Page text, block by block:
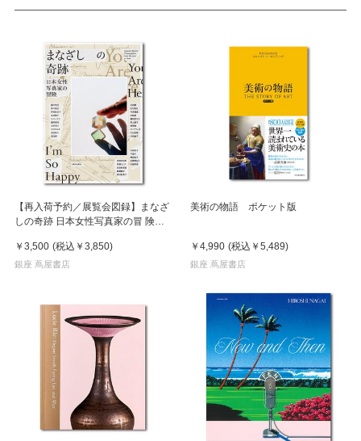
【再入荷予約／展覧会図録】まなざ
しの奇跡 日本女性写真家の冒 険
￥3,500 (税込 ￥3,850)
銀座 蔦屋書店
美術の物語 ポケット版
￥4,990 (税込 ￥5,489)
銀座 蔦屋書店